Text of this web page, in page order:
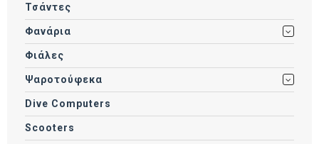
Τσάντες
Φανάρια
Φιάλες
Ψαροτούφεκα
Dive Computers
Scooters